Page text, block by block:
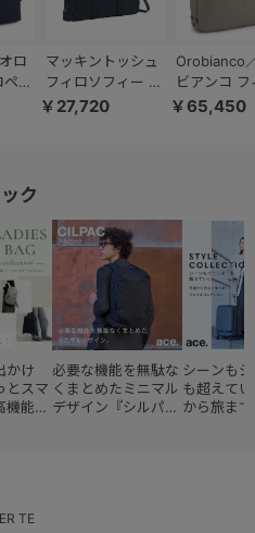
ロ
ル
グ
マッキントッシュ
フィロソフィー バ
ルヴェニーLTD3
￥27,720
Orobianco
ビアンコ フ
ブリーフケ
￥65,450
ク
かけ
とスマ
機能レ
必要な機能を無駄な
くまとめたミニマル
デザイン『シルパッ
シーンも
も超えて
から旅ま
TE